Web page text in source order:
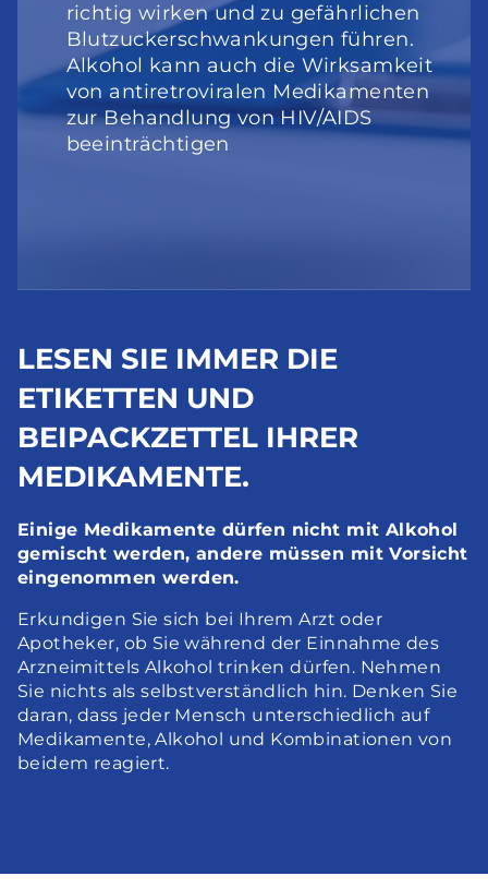
richtig wirken und zu gefährlichen
Blutzuckerschwankungen führen.
Alkohol kann auch die Wirksamkeit
von antiretroviralen Medikamenten
zur Behandlung von HIV/AIDS
beeinträchtigen
LESEN SIE IMMER DIE
ETIKETTEN UND
BEIPACKZETTEL IHRER
MEDIKAMENTE.
Einige Medikamente dürfen nicht mit Alkohol
gemischt werden, andere müssen mit Vorsicht
eingenommen werden.
Erkundigen Sie sich bei Ihrem Arzt oder
Apotheker, ob Sie während der Einnahme des
Arzneimittels Alkohol trinken dürfen. Nehmen
Sie nichts als selbstverständlich hin. Denken Sie
daran, dass jeder Mensch unterschiedlich auf
Medikamente, Alkohol und Kombinationen von
beidem reagiert.